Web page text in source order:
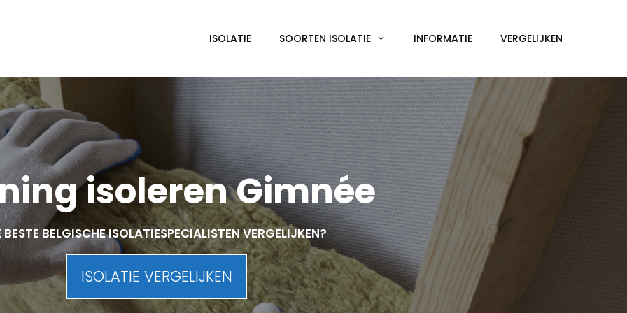
ISOLATIE SOORTEN ISOLATIE INFORMATIE VERGELIJKEN
isoleren Gimnée
BESTE BELGISCHE ISOLATIESPECIALISTEN VERGELIJKEN?
ISOLATIE VERGELIJKEN